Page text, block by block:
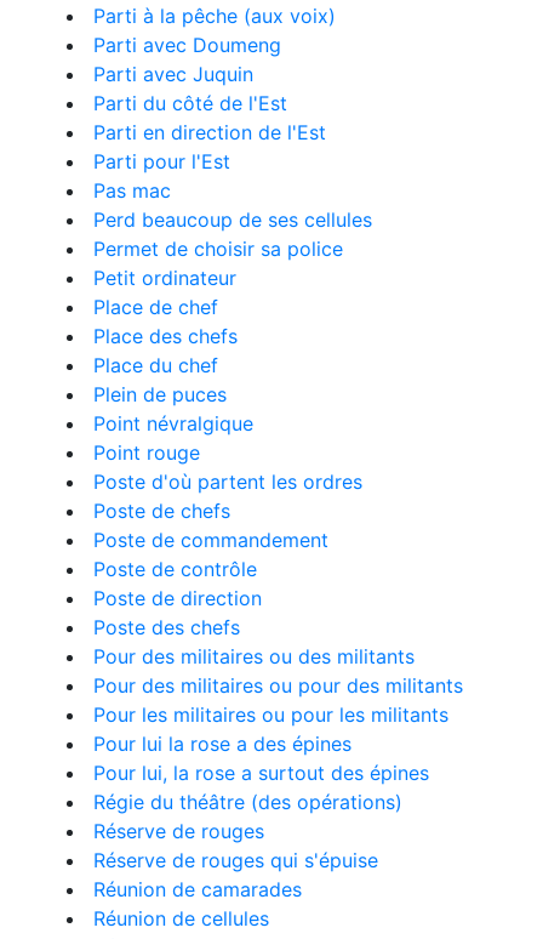
Parti à la pêche (aux voix)
Parti avec Doumeng
Parti avec Juquin
Parti du côté de l'Est
Parti en direction de l'Est
Parti pour l'Est
Pas mac
Perd beaucoup de ses cellules
Permet de choisir sa police
Petit ordinateur
Place de chef
Place des chefs
Place du chef
Plein de puces
Point névralgique
Point rouge
Poste d'où partent les ordres
Poste de chefs
Poste de commandement
Poste de contrôle
Poste de direction
Poste des chefs
Pour des militaires ou des militants
Pour des militaires ou pour des militants
Pour les militaires ou pour les militants
Pour lui la rose a des épines
Pour lui, la rose a surtout des épines
Régie du théâtre (des opérations)
Réserve de rouges
Réserve de rouges qui s'épuise
Réunion de camarades
Réunion de cellules